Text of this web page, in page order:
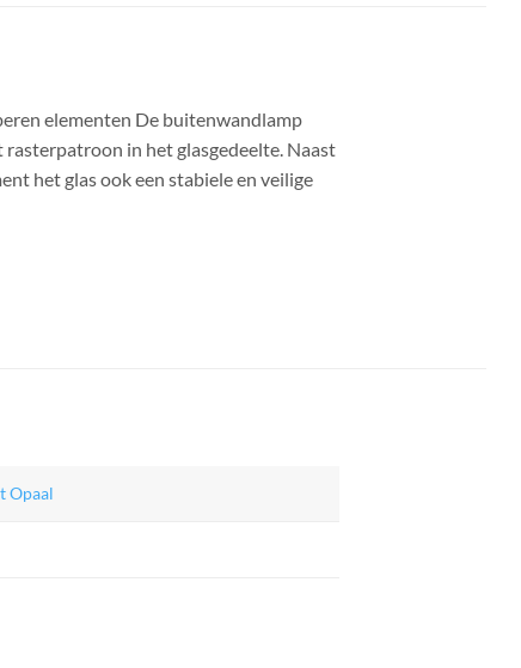
elementen De buitenwandlamp
in het glasgedeelte. Naast
het glas ook een stabiele en veilige
Opaal